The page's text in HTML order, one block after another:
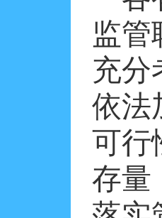
监管
充分
依法
可行
存量